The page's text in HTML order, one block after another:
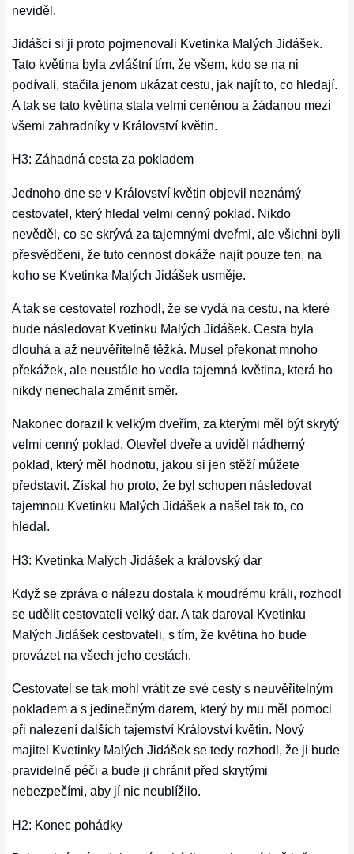
neviděl.
Jidášci si ji proto pojmenovali Kvetinka Malých Jidášek.
Tato květina byla zvláštní tím, že všem, kdo se na ni
podívali, stačila jenom ukázat cestu, jak najít to, co hledají.
A tak se tato květina stala velmi ceněnou a žádanou mezi
všemi zahradníky v Království květin.
H3: Záhadná cesta za pokladem
Jednoho dne se v Království květin objevil neznámý
cestovatel, který hledal velmi cenný poklad. Nikdo
nevěděl, co se skrývá za tajemnými dveřmi, ale všichni byli
přesvědčeni, že tuto cennost dokáže najít pouze ten, na
koho se Kvetinka Malých Jidášek usměje.
A tak se cestovatel rozhodl, že se vydá na cestu, na které
bude následovat Kvetinku Malých Jidášek. Cesta byla
dlouhá a až neuvěřitelně těžká. Musel překonat mnoho
překážek, ale neustále ho vedla tajemná květina, která ho
nikdy nenechala změnit směr.
Nakonec dorazil k velkým dveřím, za kterými měl být skrytý
velmi cenný poklad. Otevřel dveře a uviděl nádherný
poklad, který měl hodnotu, jakou si jen stěží můžete
představit. Získal ho proto, že byl schopen následovat
tajemnou Kvetinku Malých Jidášek a našel tak to, co
hledal.
H3: Kvetinka Malých Jidášek a královský dar
Když se zpráva o nálezu dostala k moudrému králi, rozhodl
se udělit cestovateli velký dar. A tak daroval Kvetinku
Malých Jidášek cestovateli, s tím, že květina ho bude
provázet na všech jeho cestách.
Cestovatel se tak mohl vrátit ze své cesty s neuvěřitelným
pokladem a s jedinečným darem, který by mu měl pomoci
při nalezení dalších tajemství Království květin. Nový
majitel Kvetinky Malých Jidášek se tedy rozhodl, že ji bude
pravidelně péči a bude ji chránit před skrytými
nebezpečími, aby jí nic neublížilo.
H2: Konec pohádky